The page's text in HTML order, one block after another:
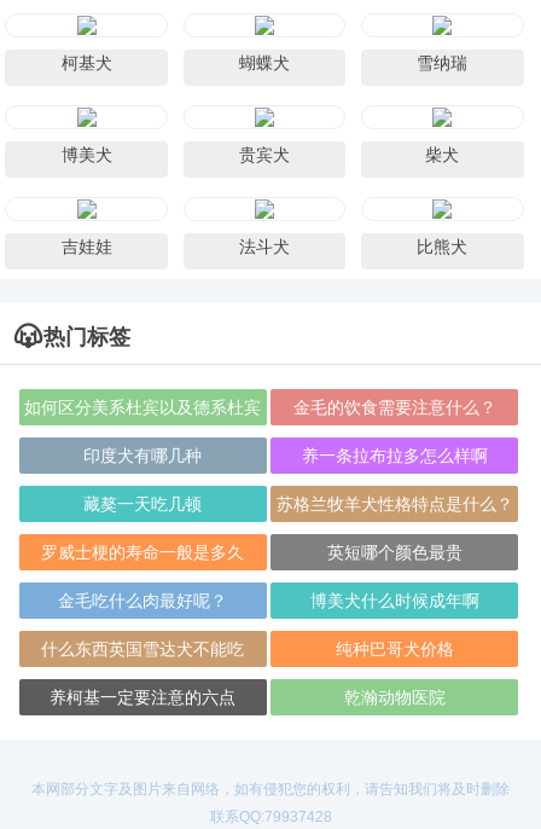
柯基犬 蝴蝶犬 雪纳瑞
博美犬 贵宾犬 柴犬
吉娃娃 法斗犬 比熊犬
热门标签
如何区分美系杜宾以及德系杜宾 金毛的饮食需要注意什么？
印度犬有哪几种 养一条拉布拉多怎么样啊
藏獒一天吃几顿 苏格兰牧羊犬性格特点是什么？
罗威士梗的寿命一般是多久 英短哪个颜色最贵
金毛吃什么肉最好呢？ 博美犬什么时候成年啊
什么东西英国雪达犬不能吃 纯种巴哥犬价格
养柯基一定要注意的六点 乾瀚动物医院
本网部分文字及图片来自网络，如有侵犯您的权利，请告知我们将及时删除
联系QQ:79937428